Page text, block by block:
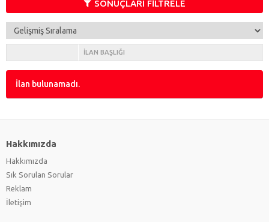
SONUÇLARI FİLTRELE
İLAN BAŞLIĞI
İlan bulunamadı.
Hakkımızda
Hakkımızda
Sık Sorulan Sorular
Reklam
İletişim